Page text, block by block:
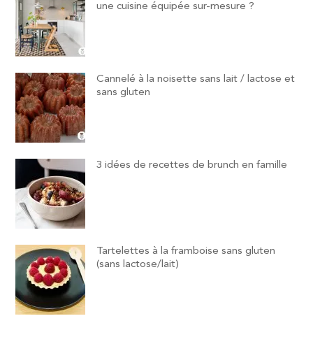
une cuisine équipée sur-mesure ?
Cannelé à la noisette sans lait / lactose et
sans gluten
3 idées de recettes de brunch en famille
Tartelettes à la framboise sans gluten
(sans lactose/lait)